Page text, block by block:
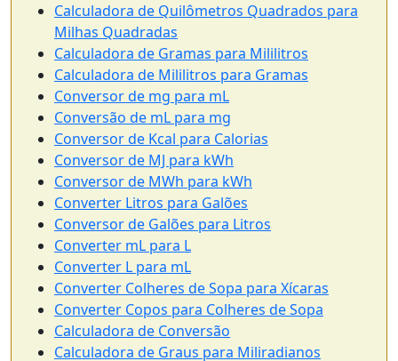
Calculadora de Quilômetros Quadrados para
Milhas Quadradas
Calculadora de Gramas para Mililitros
Calculadora de Mililitros para Gramas
Conversor de mg para mL
Conversão de mL para mg
Conversor de Kcal para Calorias
Conversor de MJ para kWh
Conversor de MWh para kWh
Converter Litros para Galões
Conversor de Galões para Litros
Converter mL para L
Converter L para mL
Converter Colheres de Sopa para Xícaras
Converter Copos para Colheres de Sopa
Calculadora de Conversão
Calculadora de Graus para Miliradianos